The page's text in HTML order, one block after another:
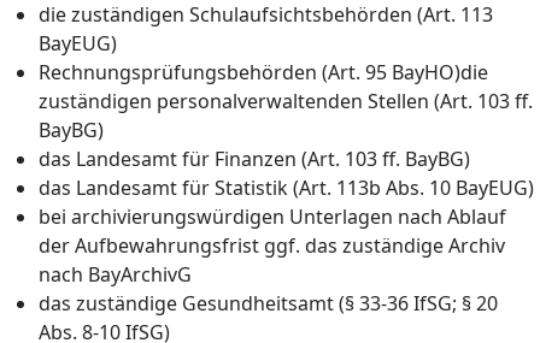
die zuständigen Schulaufsichtsbehörden (Art. 113
BayEUG)
Rechnungsprüfungsbehörden (Art. 95 BayHO)die
zuständigen personalverwaltenden Stellen (Art. 103 ff.
BayBG)
das Landesamt für Finanzen (Art. 103 ff. BayBG)
das Landesamt für Statistik (Art. 113b Abs. 10 BayEUG)
bei archivierungswürdigen Unterlagen nach Ablauf
der Aufbewahrungsfrist ggf. das zuständige Archiv
nach BayArchivG
das zuständige Gesundheitsamt (§ 33-36 IfSG; § 20
Abs. 8-10 IfSG)